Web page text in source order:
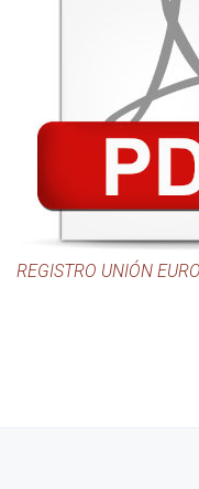
REGISTRO UNIÓN